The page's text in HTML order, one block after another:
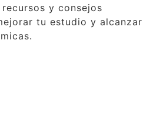
y consejos
tu estudio y alcanzar